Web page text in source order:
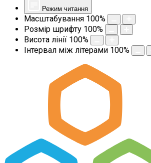
Режим читання
Масштабування 100%
Розмір шрифту 100%
Висота лінії 100%
Інтервал між літерами 100%